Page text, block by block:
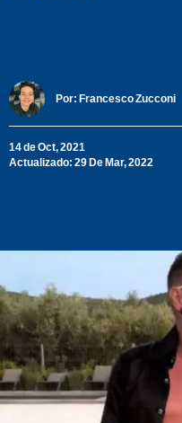
Por: Francesco Zucconi
14 de Oct, 2021
Actualizado: 29 De Mar, 2022